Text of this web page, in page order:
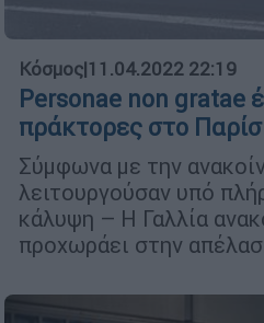
Κόσμος|11.04.2022 22:19
Personae non gratae
πράκτορες στο
Σύμφωνα με την
λειτουργούσαν υπό
κάλυψη – Η Γαλλία
προχωράει στην